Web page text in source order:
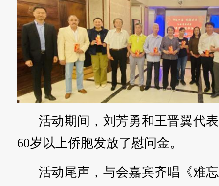
活动期间，刘芳勇和王晋翼代
60岁以上侨胞发放了慰问金。
活动尾声，与会嘉宾齐唱《难